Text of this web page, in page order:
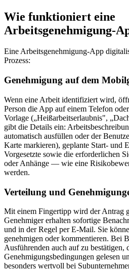
Wie funktioniert eine
Arbeitsgenehmigung-
Eine Arbeitsgenehmigung-App
Prozess:
Genehmigung auf dem
Wenn eine Arbeit identifiziert wird,
Person die App auf einem Telefon
Vorlage („Heißarbeitserlaubnis",
gibt die Details ein:
automatisch ausfüllen oder der
Karte markieren), geplante Start- und
Vorgesetzte sowie die erforderlichen
oder Anhänge — wie eine
werden.
Verteilung und
Mit einem Fingertipp wird der Antrag
Genehmiger erhalten sofortige
und in der Regel per E-Mail. Sie
genehmigen oder kommentieren. Bei
Ausführenden auch auf zu bestätigen,
Genehmigungsbedingungen gelesen
besonders wertvoll bei